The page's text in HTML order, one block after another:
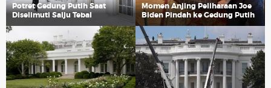
Potret Gedung Putih Saat
Diselimuti Salju Tebal
Momen Anjing Peliharaan Joe
Biden Pindah ke Gedung Putih